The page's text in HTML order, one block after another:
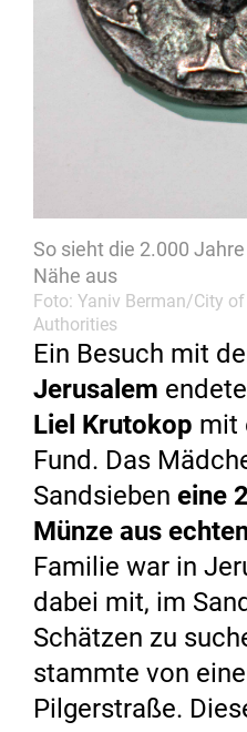
So sieht die 2.000
Nähe aus
Foto: Yaniv Berman/City
Authorities
Ein Besuch mit
Jerusalem
Liel Krutokop mit
Fund. Das
Sandsieben eine
Münze aus
Familie war in
dabei mit, im
Schätzen zu
stammte von
Pilgerstraße.